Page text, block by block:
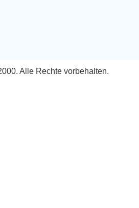
Alle Rechte vorbehalten.